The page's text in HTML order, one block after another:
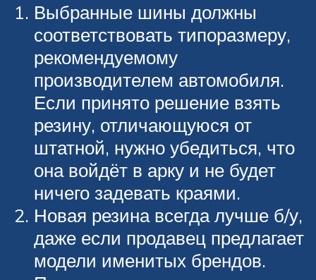
Выбранные шины должны
соответствовать типоразмеру,
рекомендуемому
производителем автомобиля.
Если принято решение взять
резину, отличающуюся от
штатной, нужно убедиться, что
она войдёт в арку и не будет
ничего задевать краями.
Новая резина всегда лучше б/у,
даже если продавец предлагает
модели именитых брендов.